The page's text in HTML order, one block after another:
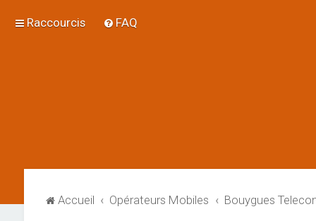
Raccourcis FAQ
Accueil Opérateurs Mobiles Bouygues